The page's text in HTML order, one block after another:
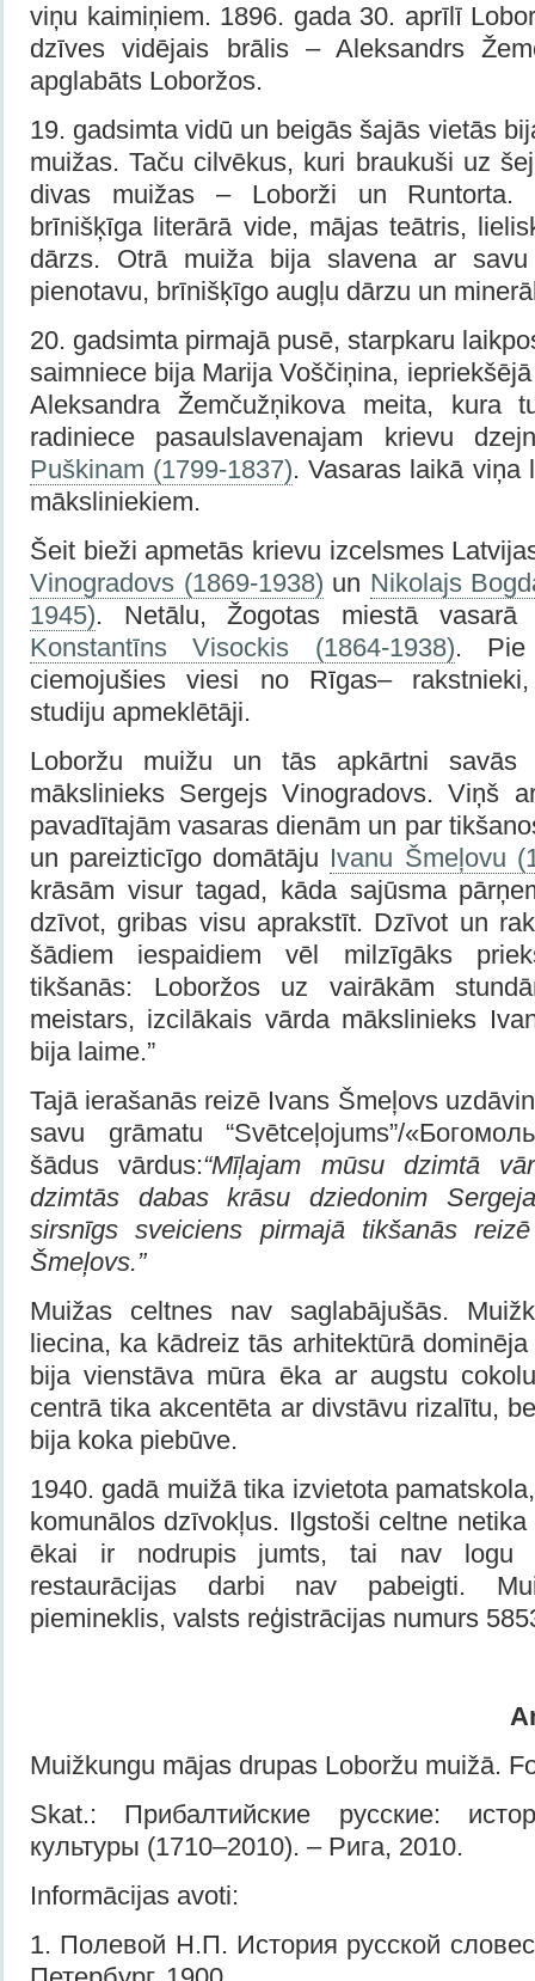
viņu kaimiņiem. 1896. gada 30. aprīlī
dzīves vidējais brālis – Aleksandrs
apglabāts Loboržos.
19. gadsimta vidū un beigās šajās vietās
muižas. Taču cilvēkus, kuri braukuši uz
divas muižas – Loborži un Runtorta.
brīnišķīga literārā vide, mājas teātris,
dārzs. Otrā muiža bija slavena ar savu
pienotavu, brīnišķīgo augļu dārzu un
20. gadsimta pirmajā pusē, starpkaru
saimniece bija Marija Voščiņina,
Aleksandra Žemčužņikova meita, kura
radiniece pasaulslavenajam krievu
Puškinam (1799-1837). Vasaras laikā viņa
māksliniekiem.
Šeit bieži apmetās krievu izcelsmes
Vinogradovs (1869-1938) un Nikolajs
1945). Netālu, Žogotas miestā vasarā
Konstantīns Visockis (1864-1938). Pie
ciemojušies viesi no Rīgas–
studiju apmeklētāji.
Loboržu muižu un tās apkārtni savās
mākslinieks Sergejs Vinogradovs. Viņš
pavadītajām vasaras dienām un par
un pareizticīgo domātāju Ivanu Šmeļovu
krāsām visur tagad, kāda sajūsma
dzīvot, gribas visu aprakstīt. Dzīvot un
šādiem iespaidiem vēl milzīgāks
tikšanās: Loboržos uz vairākām
meistars, izcilākais vārda mākslinieks
bija laime.”
Tajā ierašanās reizē Ivans Šmeļovs
savu grāmatu “Svētceļojums”/
šādus vārdus:“Mīļajam mūsu dzimtā
dzimtās dabas krāsu dziedonim
sirsnīgs sveiciens pirmajā tikšanās
Šmeļovs.”
Muižas celtnes nav saglabājušās.
liecina, ka kādreiz tās arhitektūrā
bija vienstāva mūra ēka ar augstu
centrā tika akcentēta ar divstāvu rizalītu,
bija koka piebūve.
1940. gadā muižā tika izvietota
komunālos dzīvokļus. Ilgstoši celtne
ēkai ir nodrupis jumts, tai nav logu
restaurācijas darbi nav pabeigti.
piemineklis, valsts reģistrācijas numurs
Muižkungu mājas drupas Loboržu muižā.
Skat.: Прибалтийские русские:
культуры (1710–2010). – Рига, 2010.
Informācijas avoti:
1. Полевой Н.П. История русской